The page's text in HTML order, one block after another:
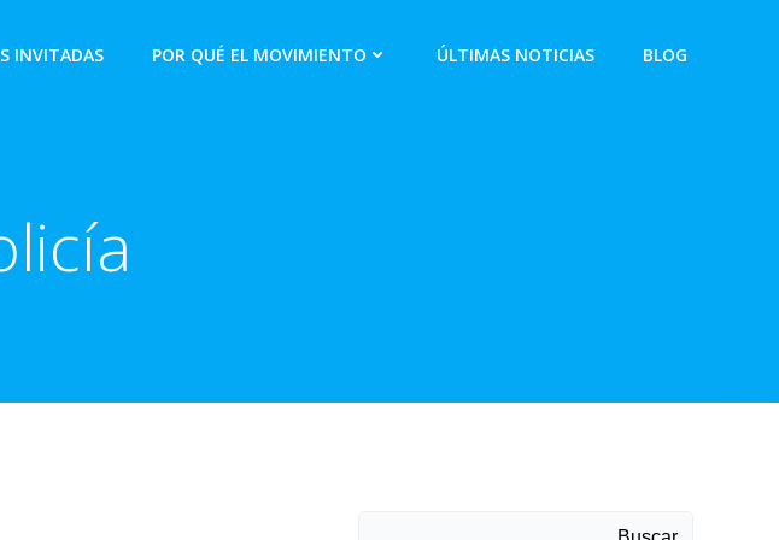
INVITADAS POR QUÉ EL MOVIMIENTO ÚLTIMAS NOTICIAS BLOG